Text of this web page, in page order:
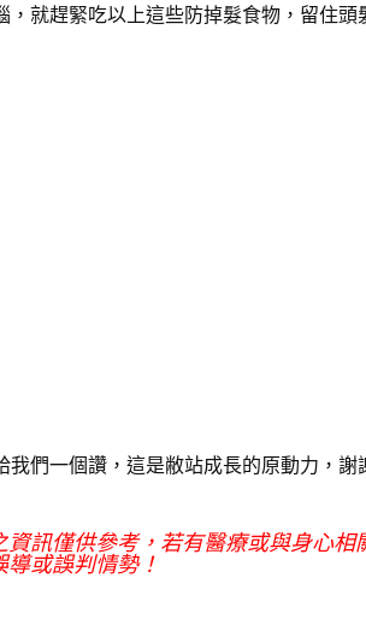
就趕緊吃以上這些防掉髮食物，留住頭
們一個讚，這是敝站成長的原動力，謝
資訊僅供參考，若有醫療或與身心
或誤判情勢！